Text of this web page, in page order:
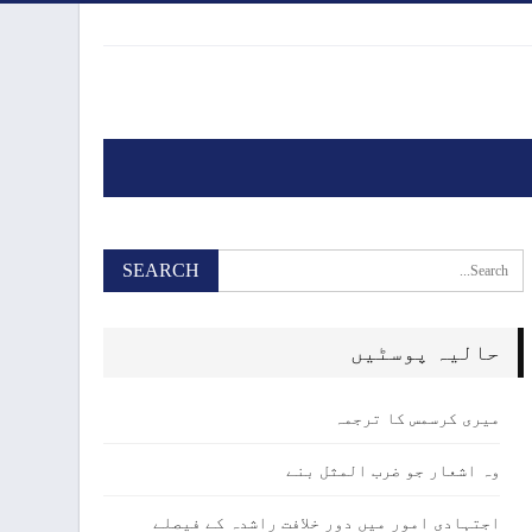
حالیہ پوسٹیں
میری کرسمس کا ترجمہ
وہ اشعار جو ضرب المثل بنے
اجتہادی امور میں دور خلافت راشدہ کے فیصلے